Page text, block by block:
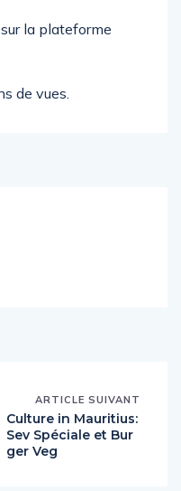
la plateforme
de vues.
ARTICLE SUIVANT
Culture in Mauritius:
Sev Spéciale et Bur
ger Veg